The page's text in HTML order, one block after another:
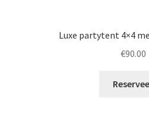
Luxe partytent 4×4
€90.00